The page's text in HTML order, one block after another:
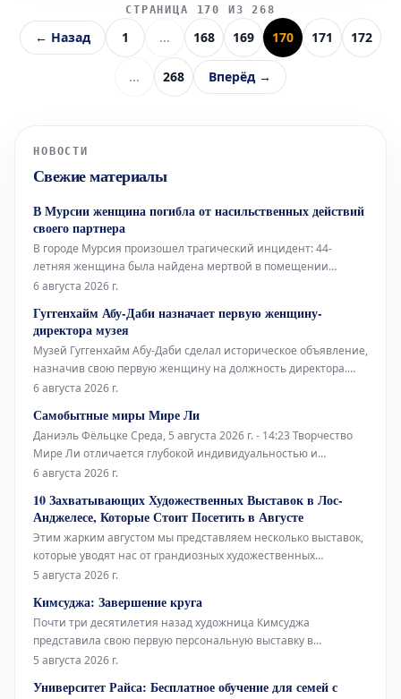
СТРАНИЦА 170 ИЗ 268
← Назад 1 ... 168 169 170 171 172
... 268 Вперёд →
НОВОСТИ
Свежие материалы
В Мурсии женщина погибла от насильственных действий
своего партнера
В городе Мурсия произошел трагический инцидент: 44-
летняя женщина была найдена мертвой в помещении
обувной мастерской. Согласно предварительным данным,
предположительно нанесенные ее партнером. Тело погибшей
обнаружили в одной из торговых галерей коммерчес
6 августа 2026 г.
Гуггенхайм Абу-Даби назначает первую женщину-
директора музея
Музей Гуггенхайм Абу-Даби сделал историческое объявление,
назначив свою первую женщину на должность директора.
Это значительное событие открывает новую главу в
6 августа 2026 г.
Самобытные миры Мире Ли
Даниэль Фёльцке Среда, 5 августа 2026 г. - 14:23 Творчество
Мире Ли отличается глубокой индивидуальностью и
своеобразным подходом к искусству. Ее работы погружают
пространства, полные необычных форм и концепций, которые
бросают вызов привычном
6 августа 2026 г.
10 Захватывающих Художественных Выставок в Лос-
Анджелесе, Которые Стоит Посетить в Августе
Этим жарким августом мы представляем несколько выставок,
которые уводят нас от грандиозных художественных
высказываний в сторону более интимного, личного и
«вмешательства» Спенсера Финча — небольшие,
раскрашенные и коллажированные чудеса, созда
5 августа 2026 г.
Кимсуджа: Завершение круга
Почти три десятилетия назад художница Кимсуджа
представила свою первую персональную выставку в
Северной Америке под названием «Поле прачечной/Вшивая
Оквилла — музее современного искусства в богатом городе
5 августа 2026 г.
Университет Райса: Бесплатное обучение для семей с